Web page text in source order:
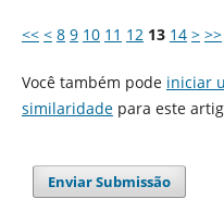
<< < 8 9 10 11 12 13 14 > >>
Você também pode iniciar
similaridadepara este
Enviar Submissão